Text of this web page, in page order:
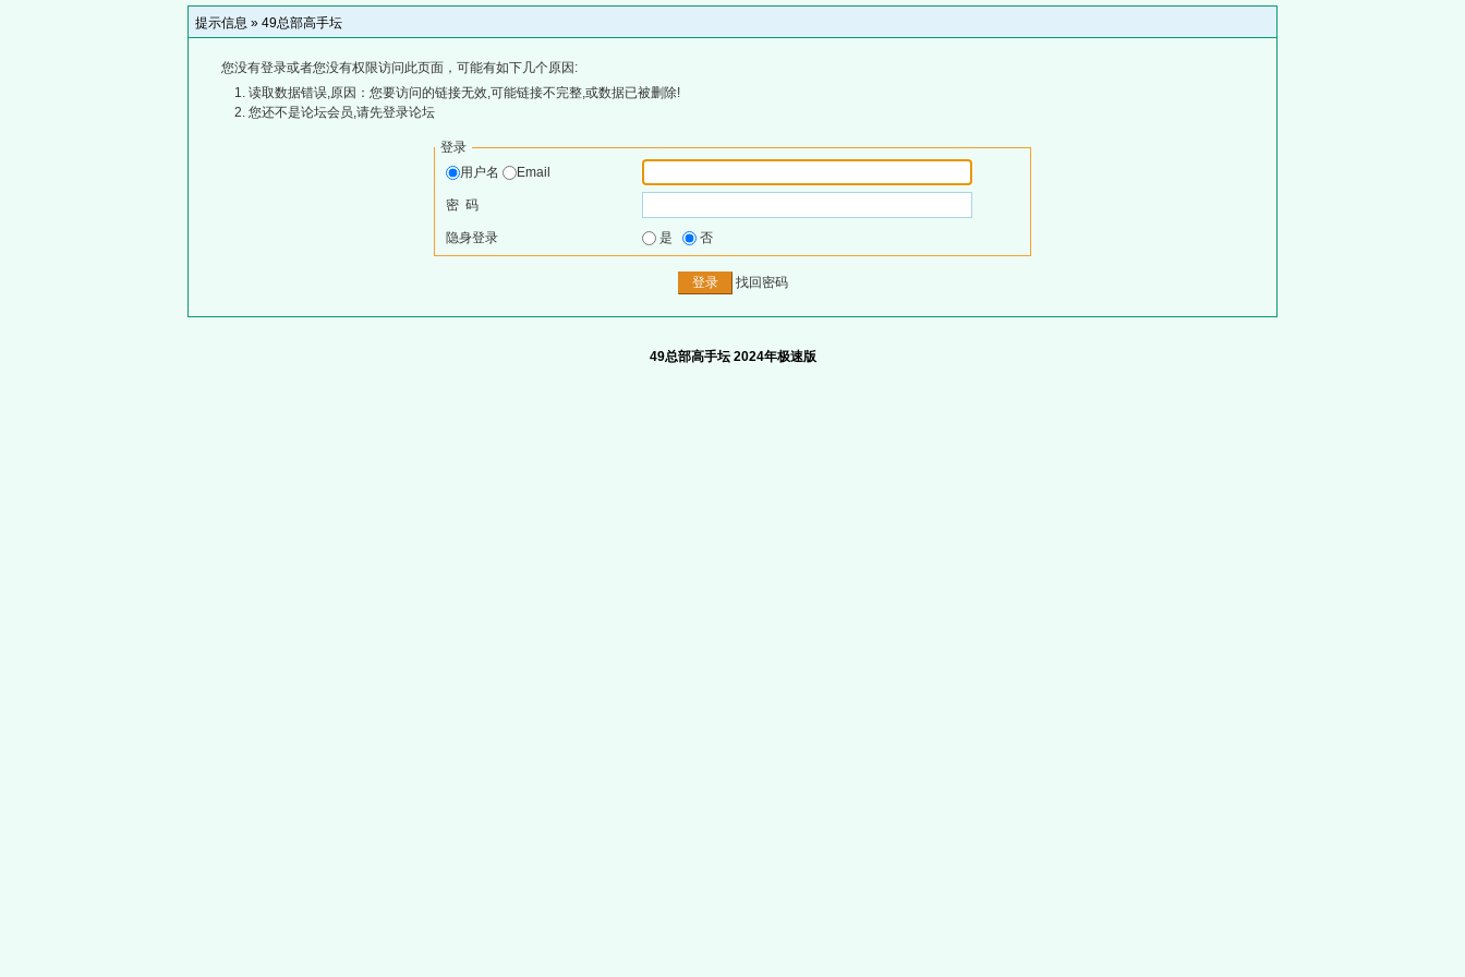
提示信息 » 49总部高手坛
您没有登录或者您没有权限访问此页面，可能有如下几个原因:
读取数据错误,原因：您要访问的链接无效,可能链接不完整,或数据已被删除!
您还不是论坛会员,请先登录论坛
登录
用户名
Email
密 码
隐身登录 是 否
找回密码
49总部高手坛 2024年极速版